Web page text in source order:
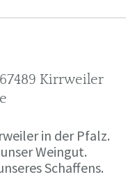
Kirrweiler
in der Pfalz.
Weingut.
Schaffens.